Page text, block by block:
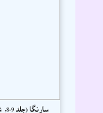
سارنگا (جلد 9-8، شمارو 25-24، 2016)